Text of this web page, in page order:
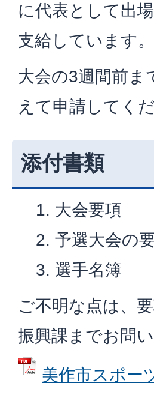
に代表として出
支給しています。
大会の3週間前ま
えて申請してくだ
添付書類
大会要項
予選大会の
選手名簿
ご不明な点は、
振興課までお問
美作市スポー